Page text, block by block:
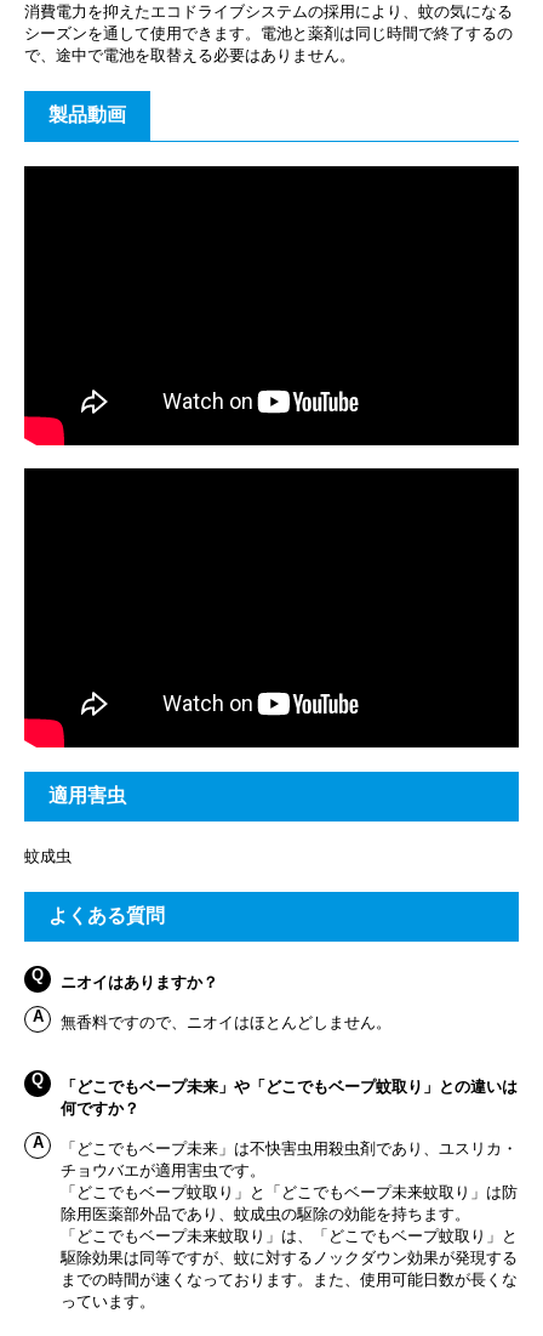
消費電力を抑えたエコドライブシステムの採用により、蚊の気になる
シーズンを通して使用できます。電池と薬剤は同じ時間で終了するの
で、途中で電池を取替える必要はありません。
製品動画
適用害虫
蚊成虫
よくある質問
ニオイはありますか？
無香料ですので、ニオイはほとんどしません。
「どこでもベープ未来」や「どこでもベープ蚊取り」との違いは
何ですか？
「どこでもベープ未来」は不快害虫用殺虫剤であり、ユスリカ・
チョウバエが適用害虫です。
「どこでもベープ蚊取り」と「どこでもベープ未来蚊取り」は防
除用医薬部外品であり、蚊成虫の駆除の効能を持ちます。
「どこでもベープ未来蚊取り」は、「どこでもベープ蚊取り」と
駆除効果は同等ですが、蚊に対するノックダウン効果が発現する
までの時間が速くなっております。また、使用可能日数が長くな
っています。